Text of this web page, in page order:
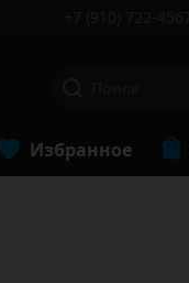
Избранное